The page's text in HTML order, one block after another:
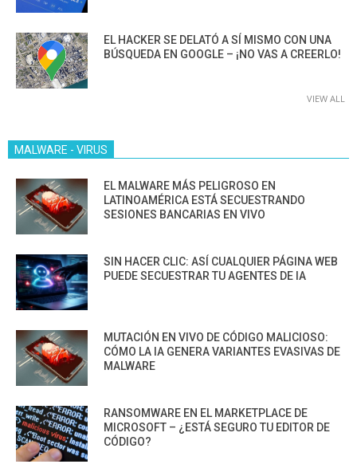
EL HACKER SE DELATÓ A SÍ MISMO CON UNA
BÚSQUEDA EN GOOGLE – ¡NO VAS A CREERLO!
VIEW ALL
MALWARE - VIRUS
EL MALWARE MÁS PELIGROSO EN
LATINOAMÉRICA ESTÁ SECUESTRANDO
SESIONES BANCARIAS EN VIVO
SIN HACER CLIC: ASÍ CUALQUIER PÁGINA WEB
PUEDE SECUESTRAR TU AGENTES DE IA
MUTACIÓN EN VIVO DE CÓDIGO MALICIOSO:
CÓMO LA IA GENERA VARIANTES EVASIVAS DE
MALWARE
RANSOMWARE EN EL MARKETPLACE DE
MICROSOFT – ¿ESTÁ SEGURO TU EDITOR DE
CÓDIGO?